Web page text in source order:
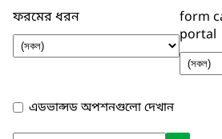
ফরমের ধরন
form
portal
এডভান্সড অপশনগুলো দেখান